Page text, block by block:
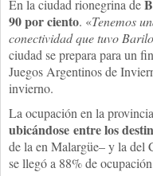
En la ciudad rionegrina de
90 por ciento. «Tenemos
conectividad que tuvo
ciudad se prepara para un
Juegos Argentinos de
invierno.
La ocupación en la
ubicándose entre los
de la en Malargüe– y la del
se llegó a 88% de